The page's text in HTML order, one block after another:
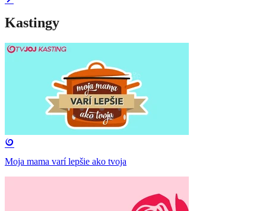
Kastingy
Moja mama varí lepšie ako tvoja